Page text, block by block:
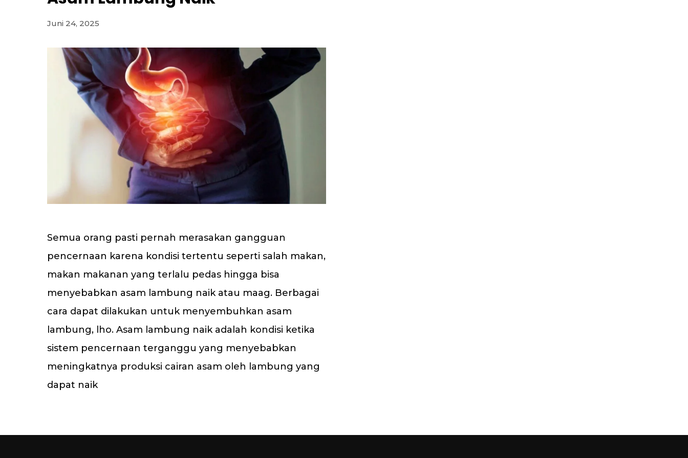
Juni 24, 2025
Semua orang pasti pernah merasakan gangguan
pencernaan karena kondisi tertentu seperti salah makan,
makan makanan yang terlalu pedas hingga bisa
menyebabkan asam lambung naik atau maag. Berbagai
cara dapat dilakukan untuk menyembuhkan asam
lambung, lho. Asam lambung naik adalah kondisi ketika
sistem pencernaan terganggu yang menyebabkan
meningkatnya produksi cairan asam oleh lambung yang
dapat naik